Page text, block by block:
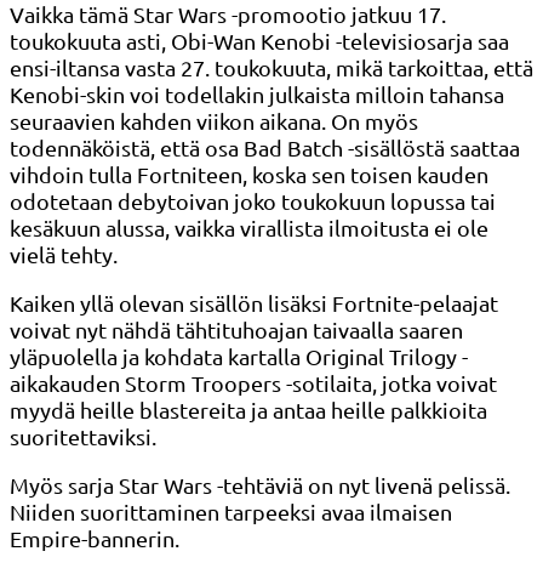
Vaikka tämä Star Wars -promootio jatkuu 17.
toukokuuta asti, Obi-Wan Kenobi -televisiosarja saa
ensi-iltansa vasta 27. toukokuuta, mikä tarkoittaa, että
Kenobi-skin voi todellakin julkaista milloin tahansa
seuraavien kahden viikon aikana. On myös
todennäköistä, että osa Bad Batch -sisällöstä saattaa
vihdoin tulla Fortniteen, koska sen toisen kauden
odotetaan debytoivan joko toukokuun lopussa tai
kesäkuun alussa, vaikka virallista ilmoitusta ei ole
vielä tehty.
Kaiken yllä olevan sisällön lisäksi Fortnite-pelaajat
voivat nyt nähdä tähtituhoajan taivaalla saaren
yläpuolella ja kohdata kartalla Original Trilogy -
aikakauden Storm Troopers -sotilaita, jotka voivat
myydä heille blastereita ja antaa heille palkkioita
suoritettaviksi.
Myös sarja Star Wars -tehtäviä on nyt livenä pelissä.
Niiden suorittaminen tarpeeksi avaa ilmaisen
Empire-bannerin.